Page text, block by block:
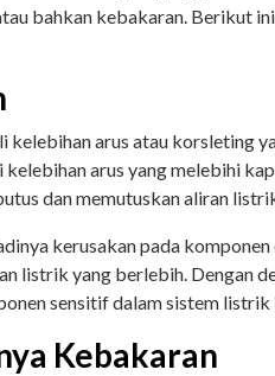
bahkan kebakaran. Berikut
kelebihan arus atau korsleting
arus yang melebihi
dan memutuskan aliran
kerusakan pada
listrik yang berlebih. Dengan
sensitif dalam sistem listrik
Kebakaran